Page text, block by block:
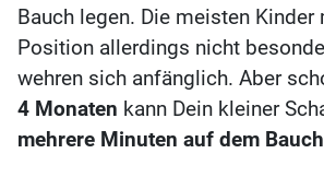
Bauch legen. Die meisten Kinder
Position allerdings nicht
wehren sich anfänglich. Aber
4 Monaten kann Dein kleiner
mehrere Minuten auf dem